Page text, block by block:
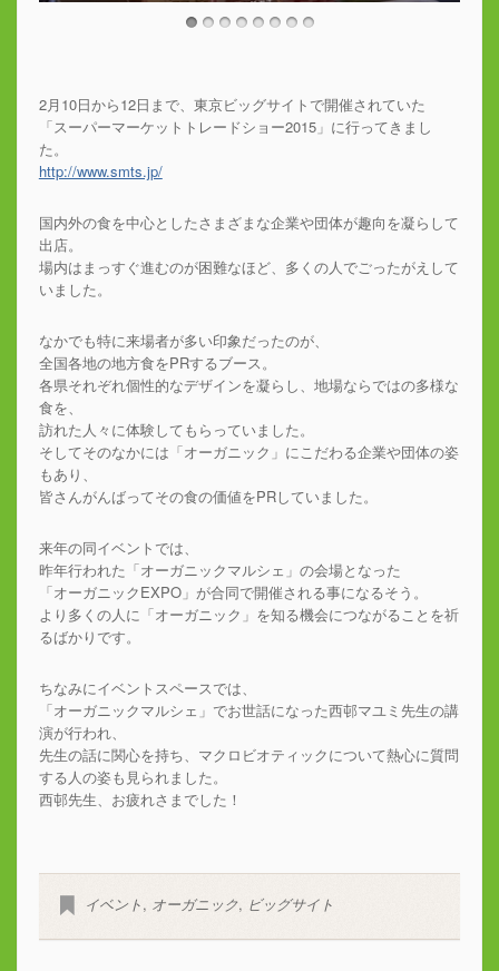
2月10日から12日まで、東京ビッグサイトで開催されていた
「スーパーマーケットトレードショー2015」に行ってきまし
た。
http://www.smts.jp/
国内外の食を中心としたさまざまな企業や団体が趣向を凝らして
出店。
場内はまっすぐ進むのが困難なほど、多くの人でごったがえして
いました。
なかでも特に来場者が多い印象だったのが、
全国各地の地方食をPRするブース。
各県それぞれ個性的なデザインを凝らし、地場ならではの多様な
食を、
訪れた人々に体験してもらっていました。
そしてそのなかには「オーガニック」にこだわる企業や団体の姿
もあり、
皆さんがんばってその食の価値をPRしていました。
来年の同イベントでは、
昨年行われた「オーガニックマルシェ」の会場となった
「オーガニックEXPO」が合同で開催される事になるそう。
より多くの人に「オーガニック」を知る機会につながることを祈
るばかりです。
ちなみにイベントスペースでは、
「オーガニックマルシェ」でお世話になった西邨マユミ先生の講
演が行われ、
先生の話に関心を持ち、マクロビオティックについて熱心に質問
する人の姿も見られました。
西邨先生、お疲れさまでした！
イベント, オーガニック, ビッグサイト